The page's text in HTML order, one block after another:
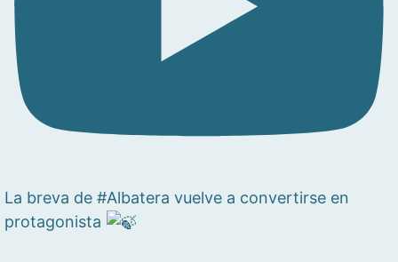
La breva de #Albatera vuelve a convertirse en
protagonista